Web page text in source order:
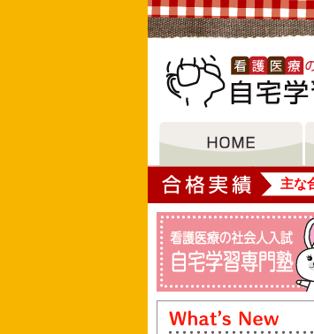
大垣女子短期大学 主な
東葛看護専門学校 東邦